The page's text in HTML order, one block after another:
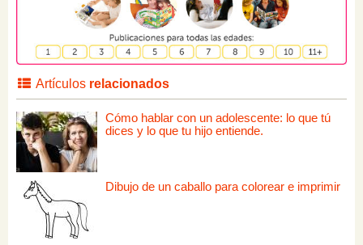
Artículos relacionados
Cómo hablar con un adolescente: lo que tú
dices y lo que tu hijo entiende.
Dibujo de un caballo para colorear e imprimir